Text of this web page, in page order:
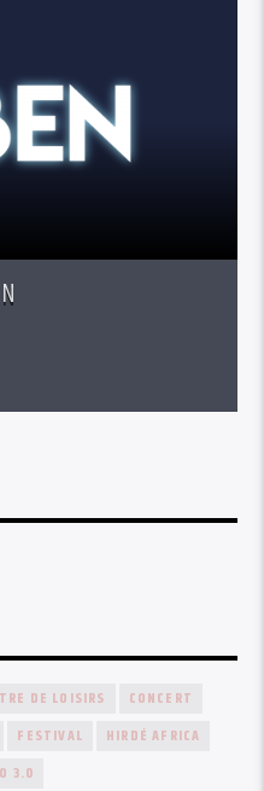
DE LOISIRS
CONCERT
FESTIVAL
HIRDÉ AFRICA
3.0